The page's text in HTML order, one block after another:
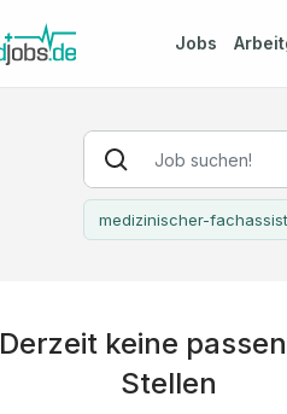
Jobs
medizinischer-
Derzeit keine
Stellen